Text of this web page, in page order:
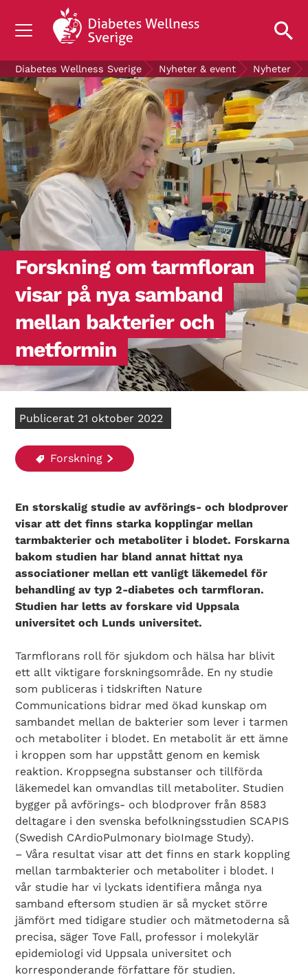
OM DIABETES
STÖD OSS
FORSKNING
NYHETER & EVENT
OM OSS
GRATIS DIABETESPRODUKTER
Blodsockerkollen
Diabetes Wellness Sverige Nyheter & event Nyheter
Forskning om tarmfloran
visar på nya samband
mellan bakterier och
metformin
Publicerat 21 oktober 2022
Forskning
En storskalig studie av avförings- och blodprover
visar att det finns starka kopplingar mellan
tarmbakterier och metaboliter i blodet. Forskarna
bakom studien har bland annat hittat nya
associationer mellan ett vanligt läkemedel för
behandling av typ 2-diabetes och tarmfloran.
Studien har letts av forskare vid Uppsala
universitet och Lunds universitet.
Tarmflorans roll för sjukdom och hälsa har blivit
ett allt viktigare forskningsområde. En ny studie
som publiceras i tidskriften Nature
Communications bidrar med ökad kunskap om
sambandet mellan de bakterier som lever i tarmen
och metaboliter i blodet. En metabolit är ett ämne
i kroppen som har uppstått genom en kemisk
reaktion. Kroppsegna substanser och tillförda
läkemedel kan omvandlas till metaboliter. Studien
bygger på avförings- och blodprover från 8583
deltagare i den svenska befolkningsstudien SCAPIS
(Swedish CArdioPulmonary bioImage Study).
– Våra resultat visar att det finns en stark koppling
mellan tarmbakterier och metaboliter i blodet. I
vår studie har vi lyckats identifiera många nya
samband eftersom studien är så mycket större
jämfört med tidigare studier och mätmetoderna så
precisa, säger Tove Fall, professor i molekylär
epidemiologi vid Uppsala universitet och
korresponderande författare för studien.